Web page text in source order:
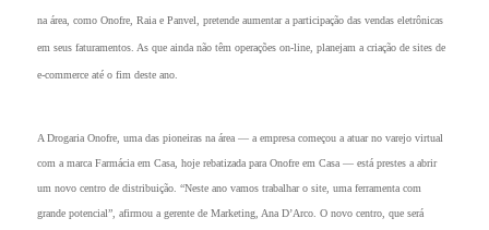
na área, como Onofre, Raia e Panvel, pretende aumentar a participação das vendas eletrônicas
em seus faturamentos. As que ainda não têm operações on-line, planejam a criação de sites de
e-commerce até o fim deste ano.
A Drogaria Onofre, uma das pioneiras na área — a empresa começou a atuar no varejo virtual
com a marca Farmácia em Casa, hoje rebatizada para Onofre em Casa — está prestes a abrir
um novo centro de distribuição. “Neste ano vamos trabalhar o site, uma ferramenta com
grande potencial”, afirmou a gerente de Marketing, Ana D’Arco. O novo centro, que será